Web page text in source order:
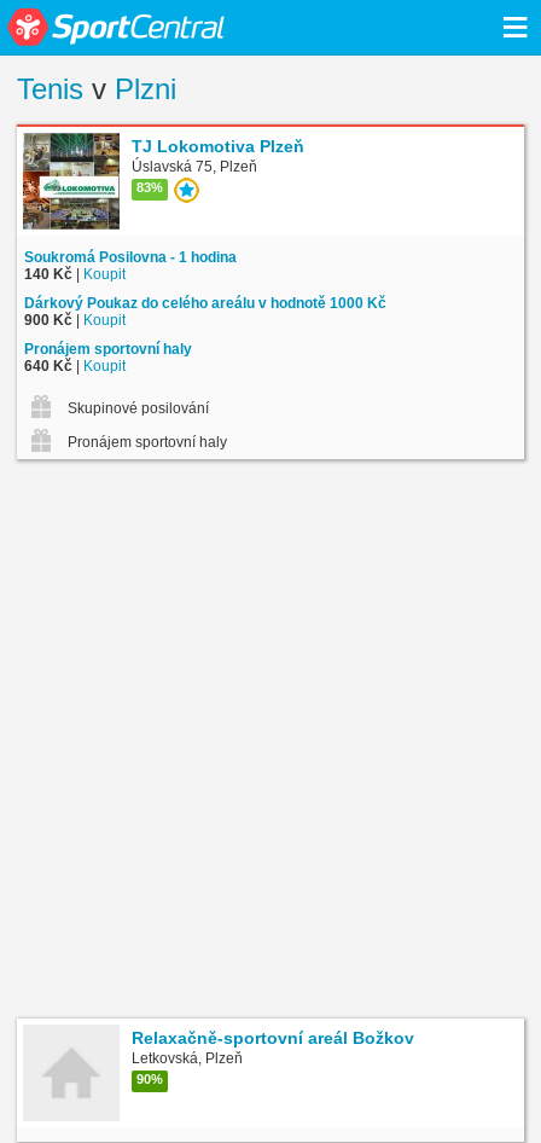
≡
Tenis v Plzni
TJ Lokomotiva Plzeň
Úslavská 75, Plzeň
83%
Soukromá Posilovna - 1 hodina
140 Kč | Koupit
Dárkový Poukaz do celého areálu v hodnotě 1000 Kč
900 Kč | Koupit
Pronájem sportovní haly
640 Kč | Koupit
Skupinové posilování
Pronájem sportovní haly
Relaxačně-sportovní areál Božkov
Letkovská, Plzeň
90%